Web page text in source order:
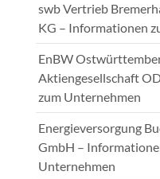
swb Vertrieb
KG – Informationen
EnBW
Aktiengesellschaft
zum Unternehmen
Energieversorgung
GmbH –
Unternehmen